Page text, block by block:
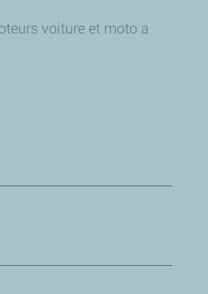
voiture et moto a
des véhicules de
d’huiles qui améliorent